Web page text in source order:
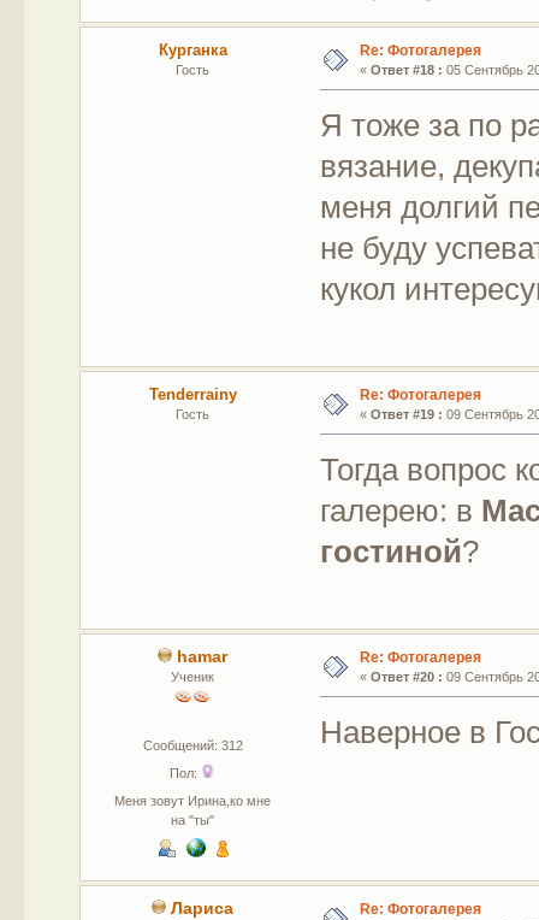
Курганка
Гость
Re: Фотогалерея
« Ответ #18 : 05 Сентябрь
Я тоже за по
вязание,
меня долгий
не буду
кукол
Tenderrainy
Гость
Re: Фотогалерея
« Ответ #19 : 09 Сентябрь
Тогда вопрос
галерею: в
гостиной?
hamar
Ученик
Сообщений: 312
Пол:
Меня зовут Ирина,ко мне
на "ты"
Re: Фотогалерея
« Ответ #20 : 09 Сентябрь
Наверное в
Лариса Re: Фотогалерея